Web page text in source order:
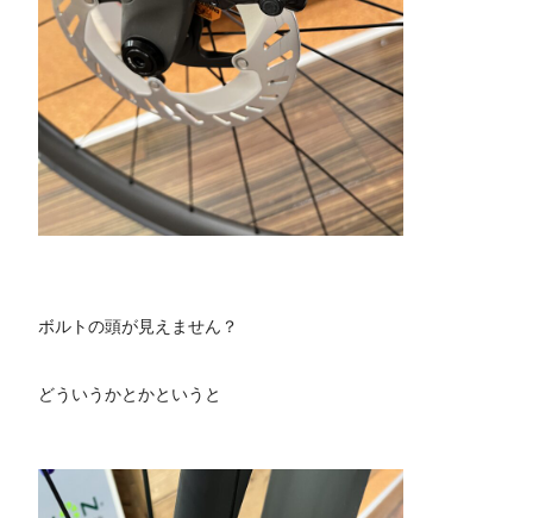
ボルトの頭が見えません？
どういうかとかというと